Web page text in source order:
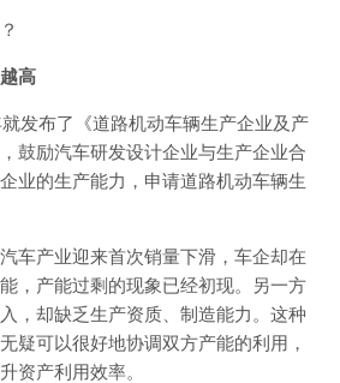
高
发布了《道路机动车辆生产企业及产
鼓励汽车研发设计企业与生产企业合
业的生产能力，申请道路机动车辆生
车产业迎来首次销量下滑，车企却在
，产能过剩的现象已经初现。另一方
，却缺乏生产资质、制造能力。这种
疑可以很好地协调双方产能的利用，
资产利用效率。